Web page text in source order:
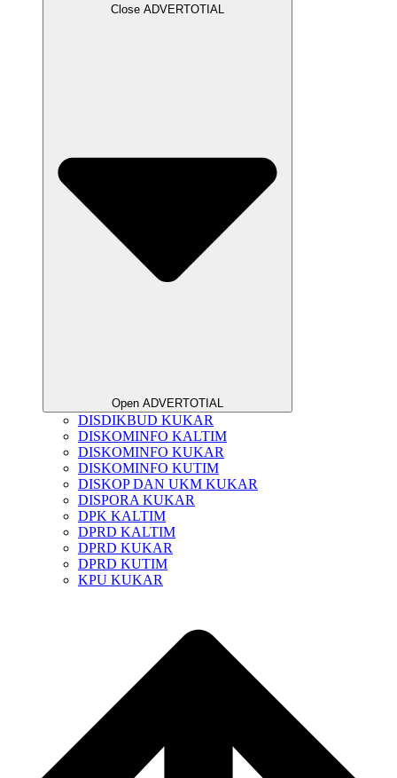
Close ADVERTOTIAL
Open ADVERTOTIAL
DISDIKBUD KUKAR
DISKOMINFO KALTIM
DISKOMINFO KUKAR
DISKOMINFO KUTIM
DISKOP DAN UKM KUKAR
DISPORA KUKAR
DPK KALTIM
DPRD KALTIM
DPRD KUKAR
DPRD KUTIM
KPU KUKAR